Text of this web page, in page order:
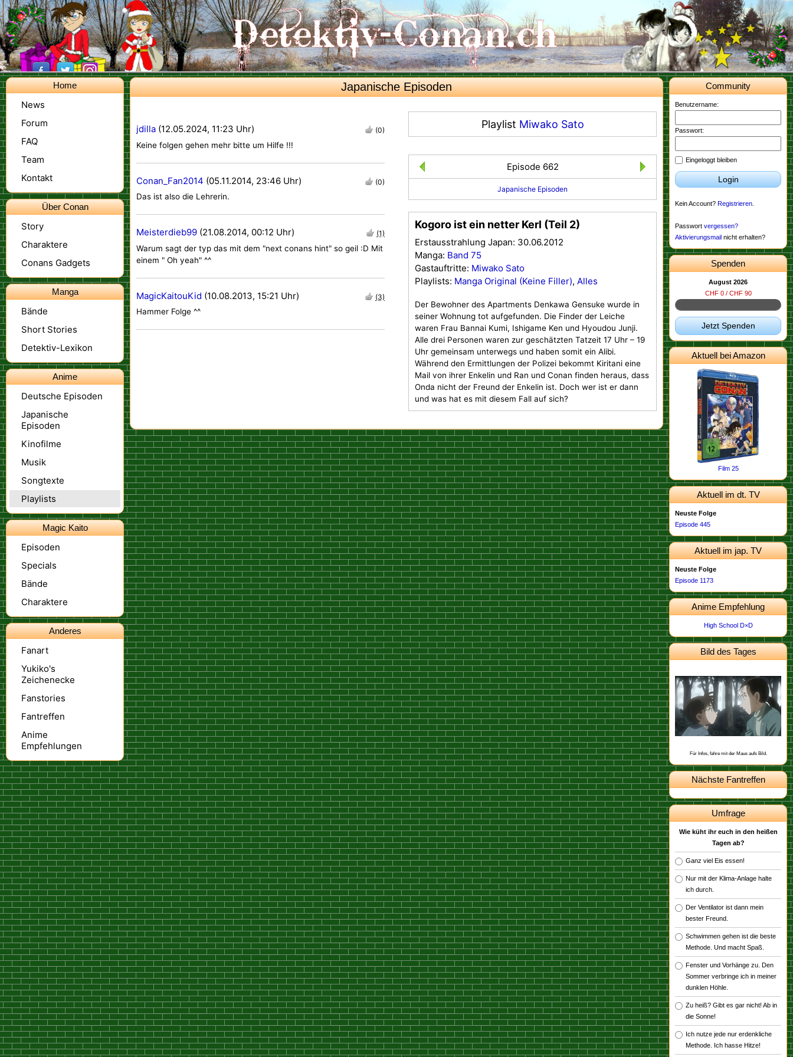
Home
News
Forum
FAQ
Team
Kontakt
Über Conan
Story
Charaktere
Conans Gadgets
Manga
Bände
Short Stories
Detektiv-Lexikon
Anime
Deutsche Episoden
Japanische
Episoden
Kinofilme
Musik
Songtexte
Playlists
Magic Kaito
Episoden
Specials
Bände
Charaktere
Anderes
Fanart
Yukiko's
Zeichenecke
Fanstories
Fantreffen
Anime
Empfehlungen
Community
Benutzername:
Passwort:
Eingeloggt bleiben
Login
Kein Account? Registrieren
Passwort vergessen?
Aktivierungsmail nicht erhalten?
Spenden
August 2026
CHF 0 / CHF 90
Jetzt Spenden
Aktuell bei Amazon
Film 25
Aktuell im dt. TV
Neuste Folge
Episode 445
Aktuell im jap. TV
Neuste Folge
Episode 1173
Anime Empfehlung
High School D×D
Bild des Tages
Dieses Bild stammt von der
Episode 462
.
Schon gewusst, dass Yukiko Kudo mit
Sharon Vineyard und Toichi Kuroba
befreundet ist?
Für Infos, fahre mit der Maus aufs Bild.
Nächste Fantreffen
Umfrage
Wie küht ihr euch in den heißen
Tagen ab?
Ganz viel Eis essen!
Nur mit der Klima-Anlage halte
ich durch.
Der Ventilator ist dann mein
bester Freund.
Schwimmen gehen ist die beste
Methode. Und macht Spaß.
Fenster und Vorhänge zu. Den
Sommer verbringe ich in meiner
dunklen Höhle.
Zu heiß? Gibt es gar nicht! Ab in
die Sonne!
Ich nutze jede nur erdenkliche
Methode. Ich hasse Hitze!
Japanische Episoden
jdilla (12.05.2024, 11:23 Uhr) (0)
Keine folgen gehen mehr bitte um Hilfe !!!
Conan_Fan2014 (05.11.2014, 23:46 Uhr) (0)
Das ist also die Lehrerin.
Meisterdieb99 (21.08.2014, 00:12 Uhr) (1)
Warum sagt der typ das mit dem "next conans hint" so geil :D Mit
einem " Oh yeah" ^^
MagicKaitouKid (10.08.2013, 15:21 Uhr) (3)
Hammer Folge ^^
Playlist Miwako Sato
Episode 662
Japanische Episoden
Kogoro ist ein netter Kerl (Teil 2)
Erstausstrahlung Japan: 30.06.2012
Manga: Band 75
Gastauftritte: Miwako Sato
Playlists: Manga Original (Keine Filler), Alles
Der Bewohner des Apartments Denkawa Gensuke wurde in
seiner Wohnung tot aufgefunden. Die Finder der Leiche
waren Frau Bannai Kumi, Ishigame Ken und Hyoudou Junji.
Alle drei Personen waren zur geschätzten Tatzeit 17 Uhr – 19
Uhr gemeinsam unterwegs und haben somit ein Alibi.
Während den Ermittlungen der Polizei bekommt Kiritani eine
Mail von ihrer Enkelin und Ran und Conan finden heraus, dass
Onda nicht der Freund der Enkelin ist. Doch wer ist er dann
und was hat es mit diesem Fall auf sich?